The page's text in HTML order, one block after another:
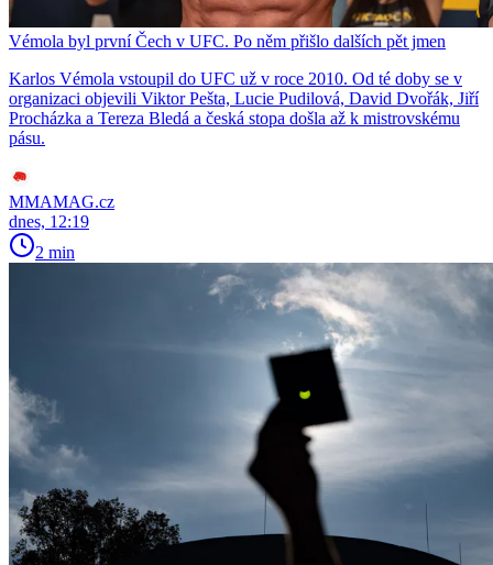
Vémola byl první Čech v UFC. Po něm přišlo dalších pět jmen
Karlos Vémola vstoupil do UFC už v roce 2010. Od té doby se v
organizaci objevili Viktor Pešta, Lucie Pudilová, David Dvořák, Jiří
Procházka a Tereza Bledá a česká stopa došla až k mistrovskému
pásu.
MMAMAG.cz
dnes, 12:19
2 min